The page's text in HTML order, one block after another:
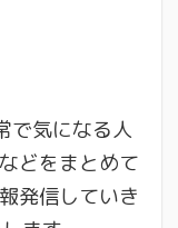
で気になる人
どをまとめて
発信していき